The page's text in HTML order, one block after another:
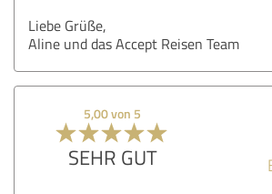
Liebe Grüße,
Aline und das Accept Reisen Team
5,00 von 5
SEHR GUT